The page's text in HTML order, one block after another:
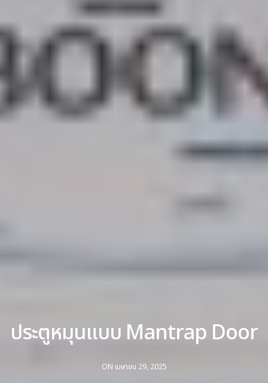
ประตูหมุนแบบ Mantrap Door
ON เมษายน 29, 2025